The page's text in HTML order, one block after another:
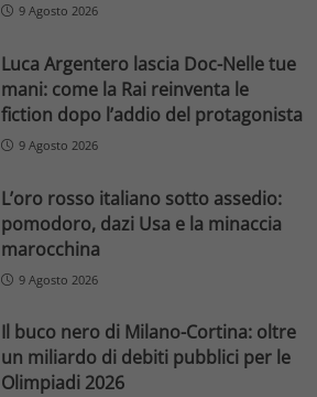
9 Agosto 2026
Luca Argentero lascia Doc-Nelle tue
mani: come la Rai reinventa le
fiction dopo l’addio del protagonista
9 Agosto 2026
L’oro rosso italiano sotto assedio:
pomodoro, dazi Usa e la minaccia
marocchina
9 Agosto 2026
Il buco nero di Milano-Cortina: oltre
un miliardo di debiti pubblici per le
Olimpiadi 2026